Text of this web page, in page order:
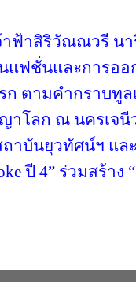
จ้าฟ้าสิริวัณณวรี
แฟชั่นและการอ
ก ตามคำกราบทู
าโลก ณ นครเจนี
ถาบันยุวทัศน์ฯ แ
ปี 4” ร่วมสร้า